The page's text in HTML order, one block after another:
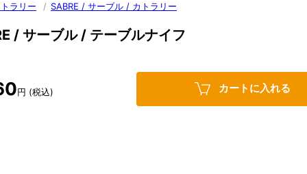
ラリー / SABRE / サーブル / カトラリー
/ サーブル / テーブルナイフ
円 (税込) カートに入れる